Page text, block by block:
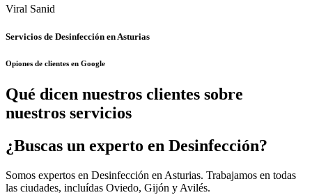
Viral Sanid
Servicios de Desinfección en Asturias
Opiones de clientes en Google
Qué dicen nuestros clientes sobre
nuestros servicios
¿Buscas un experto en Desinfección?
Somos expertos en Desinfección en Asturias. Trabajamos en todas
las ciudades, incluídas Oviedo, Gijón y Avilés.